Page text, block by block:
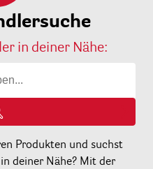
in deiner Nähe:
Produkten und suchst
deiner Nähe? Mit der